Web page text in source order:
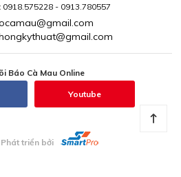
0918.575228 - 0913.780557
Báo Cà Mau Online
Youtube
Phát triển bởi